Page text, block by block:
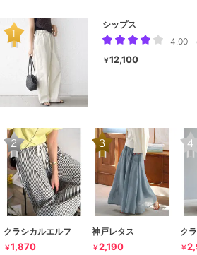
シップス
4.00
￥12,100
クラシカルエルフ
￥1,870
神戸レタス
￥2,190
ク
￥